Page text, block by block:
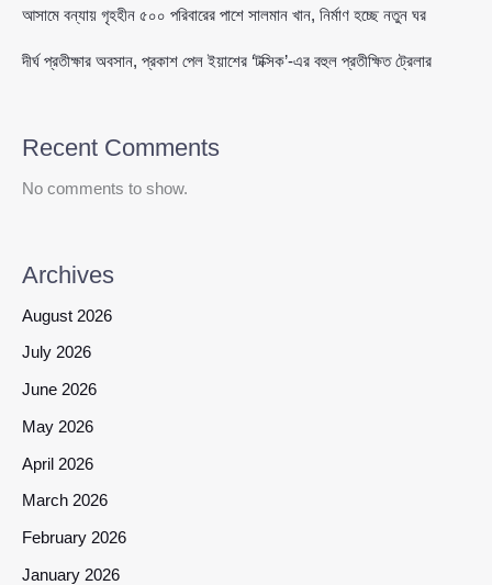
আসামে বন্যায় গৃহহীন ৫০০ পরিবারের পাশে সালমান খান, নির্মাণ হচ্ছে নতুন ঘর
দীর্ঘ প্রতীক্ষার অবসান, প্রকাশ পেল ইয়াশের ‘টক্সিক’-এর বহুল প্রতীক্ষিত ট্রেলার
Recent Comments
No comments to show.
Archives
August 2026
July 2026
June 2026
May 2026
April 2026
March 2026
February 2026
January 2026